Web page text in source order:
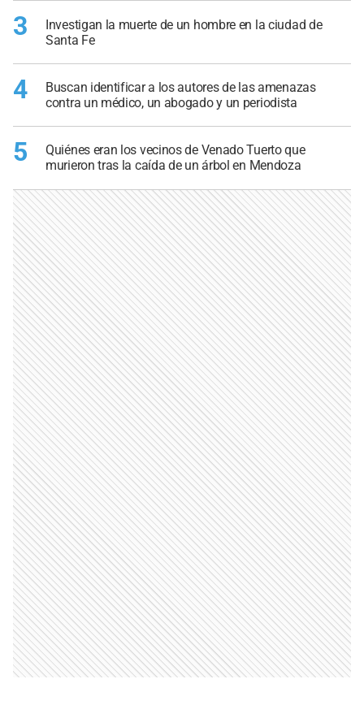
3
Investigan la muerte de un hombre en la ciudad de
Santa Fe
4
Buscan identificar a los autores de las amenazas
contra un médico, un abogado y un periodista
5
Quiénes eran los vecinos de Venado Tuerto que
murieron tras la caída de un árbol en Mendoza